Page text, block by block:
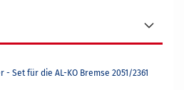
Set für die AL-KO Bremse 2051/2361